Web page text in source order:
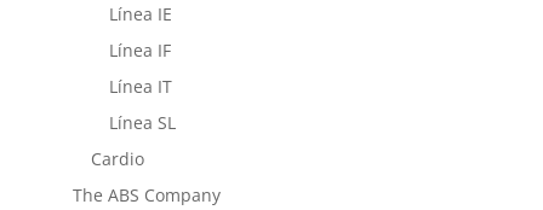
Línea IE
Línea IF
Línea IT
Línea SL
Cardio
The ABS Company